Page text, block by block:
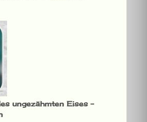
ungezähmten Eises –